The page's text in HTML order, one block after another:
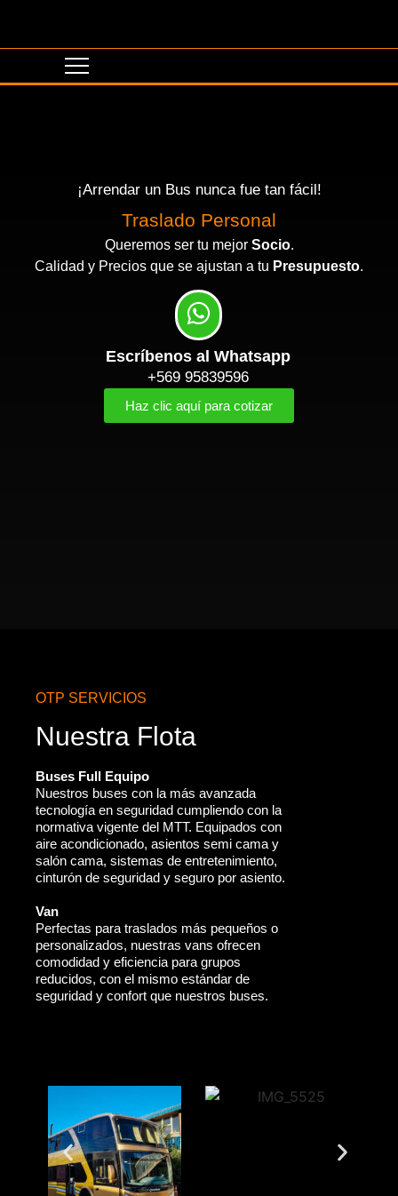
¡Arrendar un Bus nunca fue tan fácil!
Traslado Personal
Queremos ser tu mejor Socio.
Calidad y Precios que se ajustan a tu Presupuesto.
Escríbenos al Whatsapp
+569 95839596
Haz clic aquí para cotizar
OTP SERVICIOS
Nuestra Flota
Buses Full Equipo
Nuestros buses con la más avanzada
tecnología en seguridad cumpliendo con la
normativa vigente del MTT. Equipados con
aire acondicionado, asientos semi cama y
salón cama, sistemas de entretenimiento,
cinturón de seguridad y seguro por asiento.
Van
Perfectas para traslados más pequeños o
personalizados, nuestras vans ofrecen
comodidad y eficiencia para grupos
reducidos, con el mismo estándar de
seguridad y confort que nuestros buses.